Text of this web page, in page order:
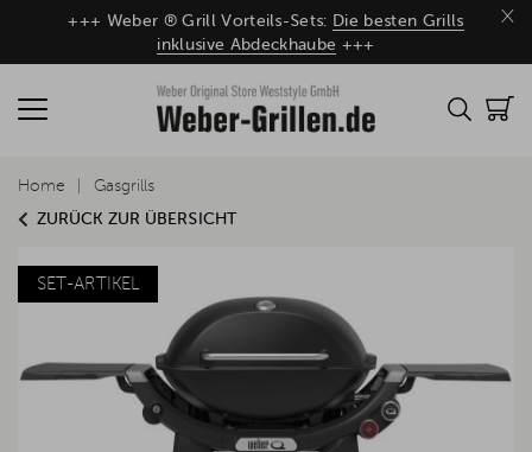
×
+++ Weber ® Grill Vorteils-Sets: Die besten Grills
inklusive Abdeckhaube +++
ZURÜCK ZUR ÜBERSICHT
Home Gasgrills
SET-ARTIKEL